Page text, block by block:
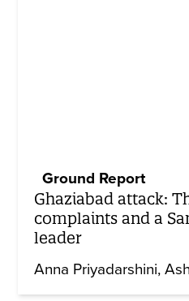
Ground Report
Ghaziabad attack:
complaints and a
leader
Anna Priyadarshini